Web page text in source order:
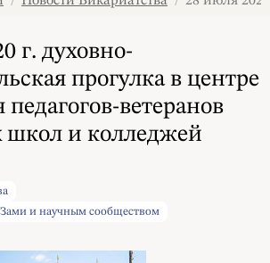
/ /
г. духовно-
прогулка в центре
ветеранов
школ и колледжей
и научным сообществом